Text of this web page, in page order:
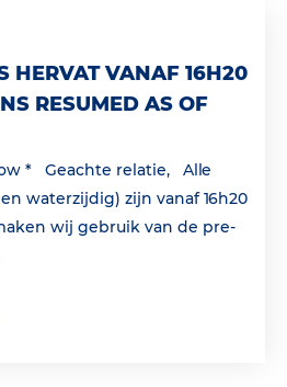
HERVAT VANAF 16H20
RESUMED AS OF
* Geachte relatie, Alle
waterzijdig) zijn vanaf 16h20
wij gebruik van de pre-